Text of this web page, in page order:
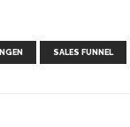
SALES FUNNEL